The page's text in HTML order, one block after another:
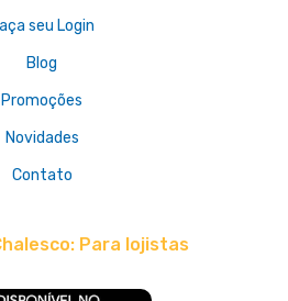
seu Login
Blog
Promoções
Novidades
Contato
Para lojistas